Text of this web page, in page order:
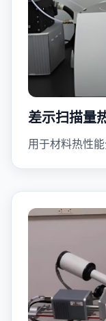
差示扫描量
用于材料热性